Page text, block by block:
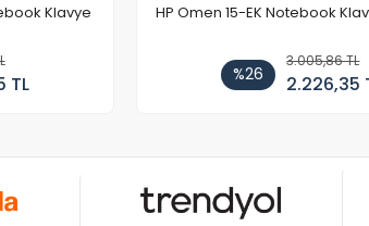
Klavye
TL
HP Omen 15-EK Notebook
%26
3.005,86 TL
2.226,35